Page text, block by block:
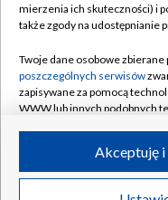
Naziemna Telewizja
Rada Programowa
System NOS
Informacje o nadawcy
Program dla prasy
©2026
mierzenia ich skuteczności) i
także zgody na udostępnianie
Twoje dane osobowe
poszczególnych serwisów
zapisywane za pomocą
WWW lub innych podobnych
ruchu w Internecie.
Twoje dane osobowe
Akceptuję i